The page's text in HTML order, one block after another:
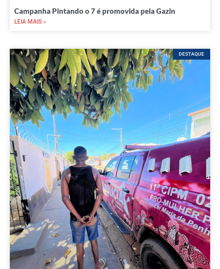
Campanha Pintando o 7 é promovida pela Gazin
LEIA MAIS »
DESTAQUE